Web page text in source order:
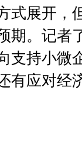
式展开，
期。记者
支持小微
有应对经